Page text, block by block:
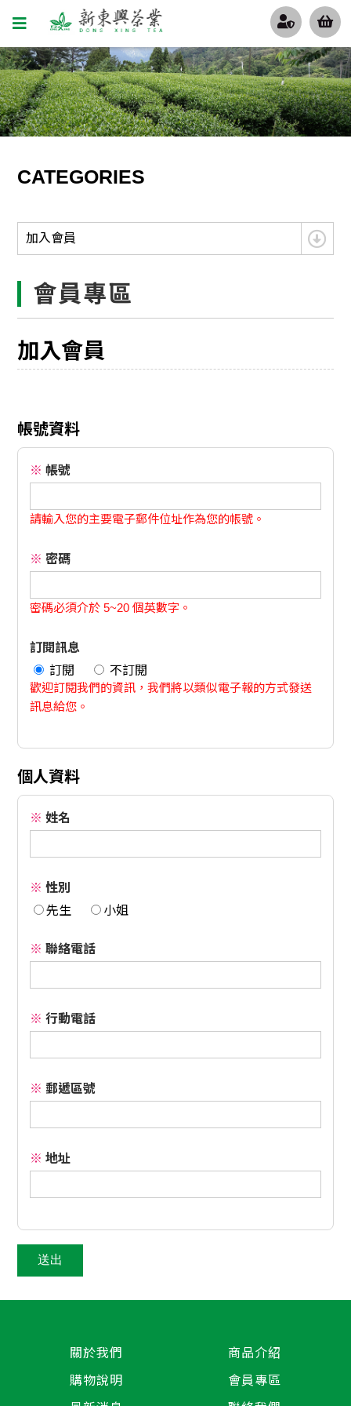
CATEGORIES
加入會員
會員專區
加入會員
帳號資料
※ 帳號
請輸入您的主要電子郵件位址作為您的帳號。
※ 密碼
密碼必須介於 5~20 個英數字。
訂閱訊息
訂閱
不訂閱
歡迎訂閱我們的資訊，我們將以類似電子報的方式發送
訊息給您。
個人資料
※ 姓名
※ 性別
先生
小姐
※ 聯絡電話
※ 行動電話
※ 郵遞區號
※ 地址
關於我們 商品介紹
購物說明 會員專區